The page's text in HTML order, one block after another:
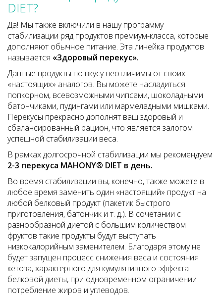
DIET?
Да! Мы также включили в нашу программу
стабилизации ряд продуктов премиум-класса, которые
дополняют обычное питание. Эта линейка продуктов
называется «Здоровый перекус».
Данные продукты по вкусу неотличимы от своих
«настоящих» аналогов. Вы можете насладиться
попкорном, всевозможными чипсами, шоколадными
батончиками, пудингами или мармеладными мишками.
Перекусы прекрасно дополнят ваш здоровый и
сбалансированный рацион, что является залогом
успешной стабилизации веса.
В рамках долгосрочной стабилизации мы рекомендуем
2-3 перекуса MAHONY® DIET в день.
Во время стабилизации вы, конечно, также можете в
любое время заменить один «настоящий» продукт на
любой белковый продукт (пакетик быстрого
приготовления, батончик и т. д.). В сочетании с
разнообразной диетой с большим количеством
фруктов такие продукты будут выступать
низкокалорийным заменителем. Благодаря этому не
будет запущен процесс снижения веса и состояния
кетоза, характерного для кумулятивного эффекта
белковой диеты, при одновременном ограничении
потребление жиров и углеводов.